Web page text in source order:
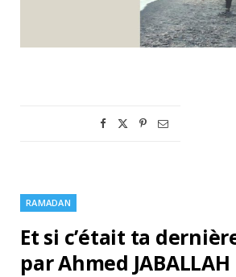
RAMADAN
Et si c’était ta
par Ahmed JABALLAH